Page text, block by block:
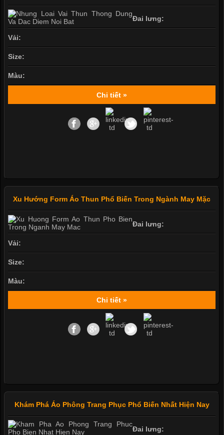
Đai lưng:
Vải:
Size:
Màu:
Chi tiết »
Xu Hướng Form Áo Thun Phổ Biến Trong Ngành May Mặc
Đai lưng:
Vải:
Size:
Màu:
Chi tiết »
Khám Phá Áo Phông Trang Phục Phổ Biến Nhất Hiện Nay
Đai lưng: